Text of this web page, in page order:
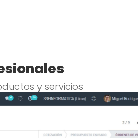
y servicios